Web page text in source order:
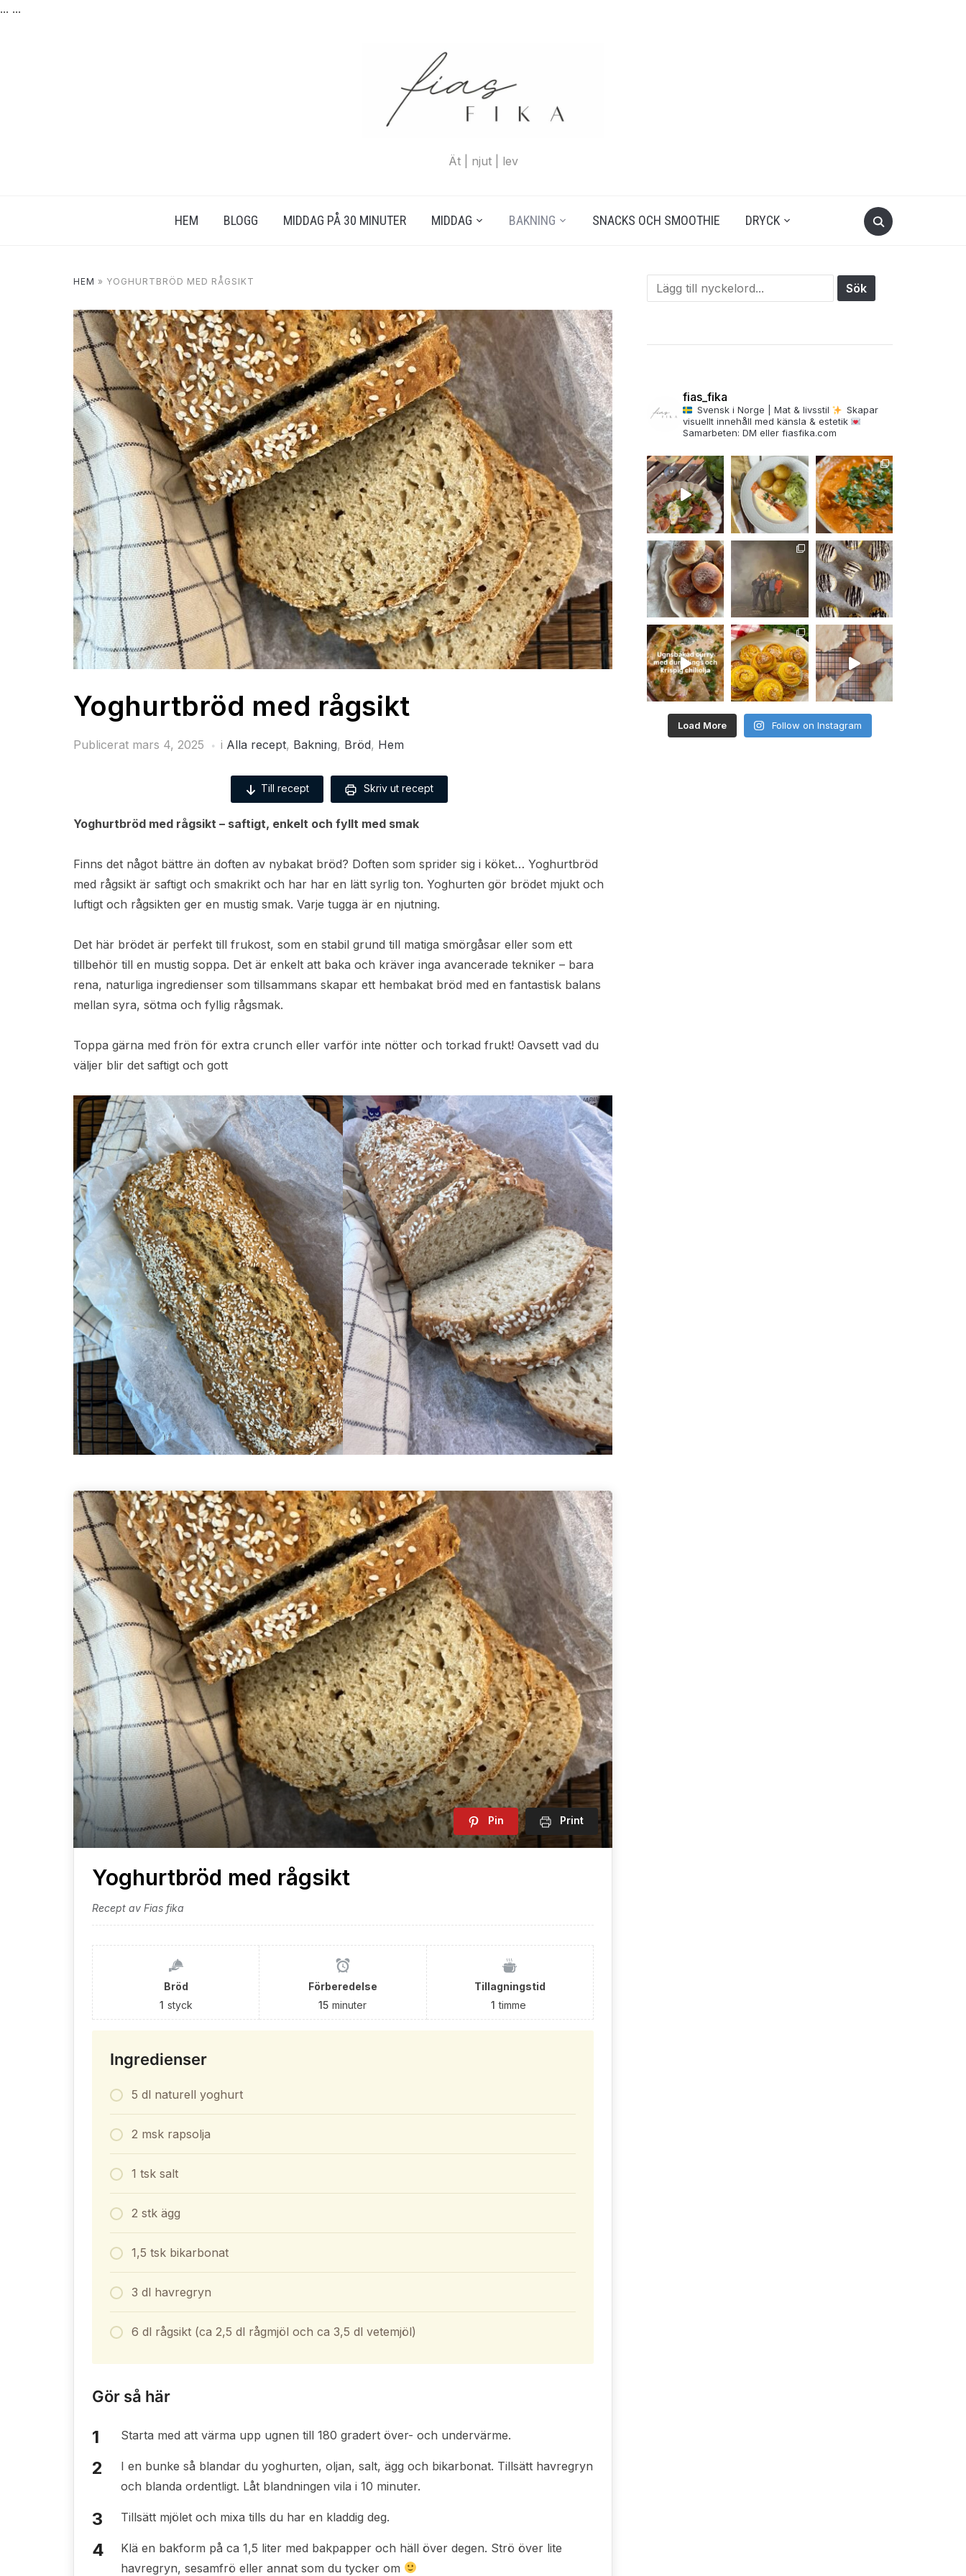
... ...
Ät | njut | lev
HEM BLOGG MIDDAG PÅ 30 MINUTER MIDDAG BAKNING SNACKS OCH SMOOTHIE DRYCK
HEM » YOGHURTBRÖD MED RÅGSIKT
Yoghurtbröd med rågsikt
Publicerat mars 4, 2025 i Alla recept, Bakning, Bröd, Hem
Till recept Skriv ut recept
Yoghurtbröd med rågsikt – saftigt, enkelt och fyllt med smak
Finns det något bättre än doften av nybakat bröd? Doften som sprider sig i köket… Yoghurtbröd
med rågsikt är saftigt och smakrikt och har har en lätt syrlig ton. Yoghurten gör brödet mjukt och
luftigt och rågsikten ger en mustig smak. Varje tugga är en njutning.
Det här brödet är perfekt till frukost, som en stabil grund till matiga smörgåsar eller som ett
tillbehör till en mustig soppa. Det är enkelt att baka och kräver inga avancerade tekniker – bara
rena, naturliga ingredienser som tillsammans skapar ett hembakat bröd med en fantastisk balans
mellan syra, sötma och fyllig rågsmak.
Toppa gärna med frön för extra crunch eller varför inte nötter och torkad frukt! Oavsett vad du
väljer blir det saftigt och gott
Pin Print
Yoghurtbröd med rågsikt
Recept av Fias fika
Bröd
1 styck
Förberedelse
15 minuter
Tillagningstid
1 timme
Ingredienser
5 dl naturell yoghurt
2 msk rapsolja
1 tsk salt
2 stk ägg
1,5 tsk bikarbonat
3 dl havregryn
6 dl rågsikt (ca 2,5 dl rågmjöl och ca 3,5 dl vetemjöl)
Gör så här
Starta med att värma upp ugnen till 180 gradert över- och undervärme.
I en bunke så blandar du yoghurten, oljan, salt, ägg och bikarbonat. Tillsätt havregryn
och blanda ordentligt. Låt blandningen vila i 10 minuter.
Tillsätt mjölet och mixa tills du har en kladdig deg.
Klä en bakform på ca 1,5 liter med bakpapper och häll över degen. Strö över lite
havregryn, sesamfrö eller annat som du tycker om
fias_fika
Svensk i Norge | Mat & livsstil
Skapar
visuellt innehåll med känsla & estetik
Samarbeten: DM eller fiasfika.com
Load More Follow on Instagram